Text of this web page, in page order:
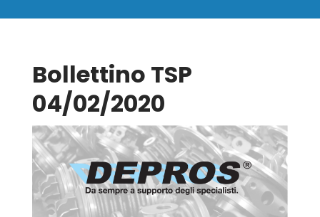
Bollettino TSP
04/02/2020